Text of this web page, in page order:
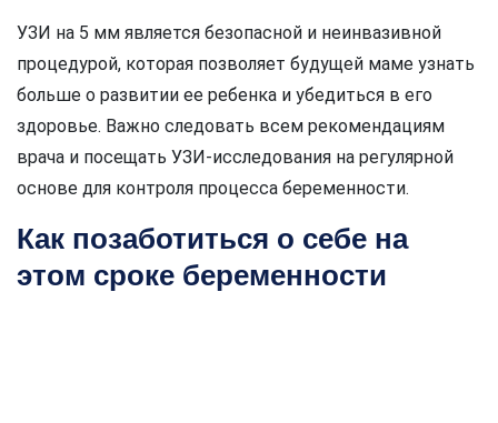
УЗИ на 5 мм является безопасной и неинвазивной
процедурой, которая позволяет будущей маме узнать
больше о развитии ее ребенка и убедиться в его
здоровье. Важно следовать всем рекомендациям
врача и посещать УЗИ-исследования на регулярной
основе для контроля процесса беременности.
Как позаботиться о себе на
этом сроке беременности